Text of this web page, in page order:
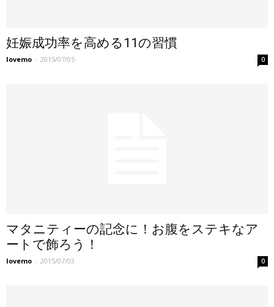
妊娠成功率を高める11の習慣
lovemo - 2015/07/05 0
マタニティーの記念に！お腹をステキなア
ートで飾ろう！
lovemo - 2015/07/03 0